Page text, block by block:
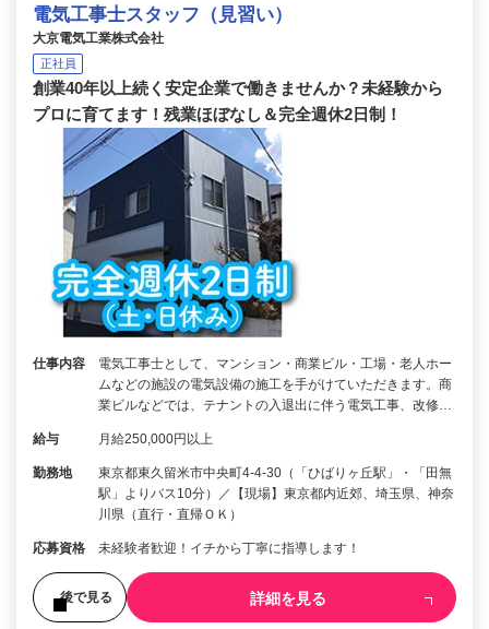
電気工事士スタッフ（見習い）
大京電気工業株式会社
正社員
創業40年以上続く安定企業で働きませんか？未経験から
プロに育てます！残業ほぼなし＆完全週休2日制！
仕事内容
電気工事士として、マンション・商業ビル・工場・老人ホー
ムなどの施設の電気設備の施工を手がけていただきます。商
業ビルなどでは、テナントの入退出に伴う電気工事、改修…
給与 月給250,000円以上
勤務地
東京都東久留米市中央町4-4-30（「ひばりヶ丘駅」・「田無
駅」よりバス10分）／【現場】東京都内近郊、埼玉県、神奈
川県（直行・直帰ＯＫ）
応募資格 未経験者歓迎！イチから丁寧に指導します！
後で見る 詳細を見る